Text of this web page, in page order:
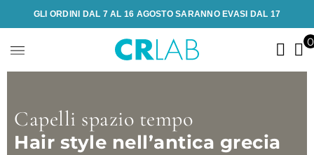
GLI ORDINI DAL 7 AL 16 AGOSTO SARANNO EVASI DAL 17
Capelli spazio tempo
Hair style nell’antica grecia